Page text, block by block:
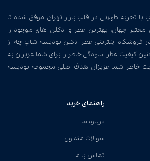
تجربه طولانی در قلب بازار تهران موفق شده تا
جهان، بهترین عطر و ادکلن های موجود را
فروشگاه اینترنتی عطر ادکلن بودیسه شاپ چه از
کیفیت عطر آسودگی خاطر را برای شما عزیزان به
خاطر شما عزیزان هدف اصلی مجموعه بودیسه
راهنمای خرید
درباره ما
سوالات متداول
تماس با ما